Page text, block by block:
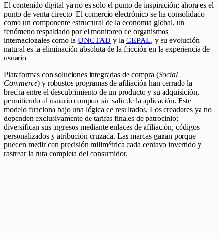
El contenido digital ya no es solo el punto de inspiración; ahora es el
punto de venta directo. El comercio electrónico se ha consolidado
como un componente estructural de la economía global, un
fenómeno respaldado por el monitoreo de organismos
internacionales como la UNCTAD y la CEPAL, y su evolución
natural es la eliminación absoluta de la fricción en la experiencia de
usuario.
Plataformas con soluciones integradas de compra (Social
Commerce) y robustos programas de afiliación han cerrado la
brecha entre el descubrimiento de un producto y su adquisición,
permitiendo al usuario comprar sin salir de la aplicación. Este
modelo funciona bajo una lógica de resultados. Los creadores ya no
dependen exclusivamente de tarifas finales de patrocinio;
diversifican sus ingresos mediante enlaces de afiliación, códigos
personalizados y atribución cruzada. Las marcas ganan porque
pueden medir con precisión milimétrica cada centavo invertido y
rastrear la ruta completa del consumidor.